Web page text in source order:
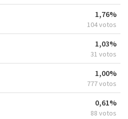
1,76%
104 votos
1,03%
31 votos
1,00%
777 votos
0,61%
88 votos